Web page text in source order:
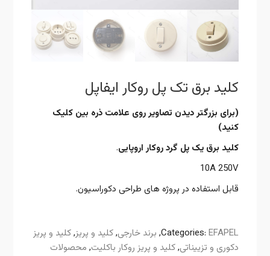
کلید برق تک پل روکار ایفاپل
(برای بزرگتر دیدن تصاویر روی علامت ذره بین کلیک
کنید)
کلید برق یک پل گرد روکار اروپایی.
10A 250V
قابل استفاده در پروژه های طراحی دکوراسیون.
Categories:EFAPEL
, برند خارجی,کلید و پریز,کلید و پریز
دکوری و تزییناتی,کلید و پریز روکار باکلیت, محصولات